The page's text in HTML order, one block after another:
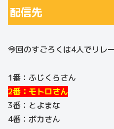
配信先
今回のすごろくは4人でリレ
1番：ふじくらさん
2番：モトロさん
3番：とよまな
4番：ポカさん